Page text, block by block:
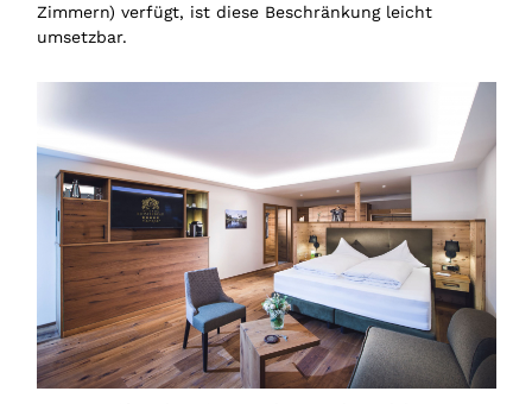
Zimmern) verfügt, ist diese Beschränkung leicht
umsetzbar.